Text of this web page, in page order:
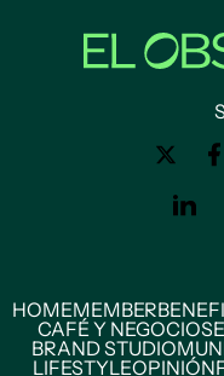
HOMEMEMBER
CAFÉ Y NEGOCIOS
BRAND STUDIO
LIFESTYLEOPINIÓN